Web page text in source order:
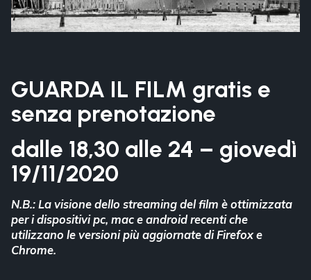
GUARDA IL FILM gratis e
senza prenotazione
dalle 18,30 alle 24 – giovedì
19/11/2020
N.B.: La visione dello streaming del film è ottimizzata
per i dispositivi pc, mac e android recenti che
utilizzano le versioni più aggiornate di Firefox e
Chrome.